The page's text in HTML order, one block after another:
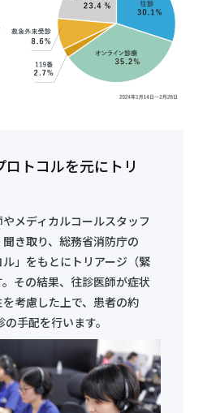
トコルを元にトリ
メディカルコールスタッフ
き取り、総務省消防庁の
ル」をもとにトリアージ（緊
その結果、往診医師が症状
考慮した上で、患者の約
手配を行います。